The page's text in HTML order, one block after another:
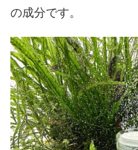
の成分です。